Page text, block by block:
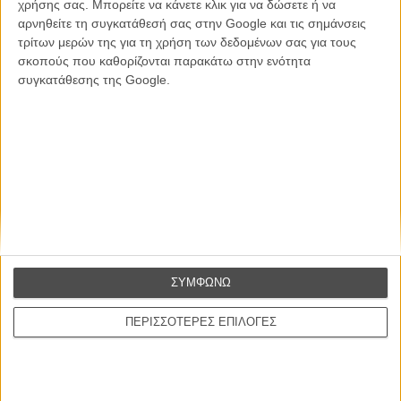
χρήσης σας. Μπορείτε να κάνετε κλικ για να δώσετε ή να
αρνηθείτε τη συγκατάθεσή σας στην Google και τις σημάνσεις
τρίτων μερών της για τη χρήση των δεδομένων σας για τους
σκοπούς που καθορίζονται παρακάτω στην ενότητα
συγκατάθεσης της Google.
ΠΕΡΙΣΣΟΤΕΡΕΣ ΕΠΙΛΟΓΕΣ
ΣΥΜΦΩΝΩ
ΕΓΓΡΑΦΗ
Θέλω να λαμβάνω τα newsletter σας.